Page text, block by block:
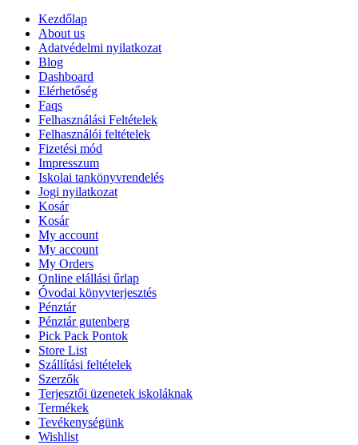
Kezdőlap
About us
Adatvédelmi nyilatkozat
Blog
Dashboard
Elérhetőség
Faqs
Felhasználási Feltételek
Felhasználói feltételek
Fizetési mód
Impresszum
Iskolai tankönyvrendelés
Jogi nyilatkozat
Kosár
Kosár
My account
My account
My Orders
Online elállási űrlap
Óvodai könyvterjesztés
Pénztár
Pénztár gutenberg
Pick Pack Pontok
Store List
Szállítási feltételek
Szerzők
Terjesztői üzenetek iskoláknak
Termékek
Tevékenységünk
Wishlist